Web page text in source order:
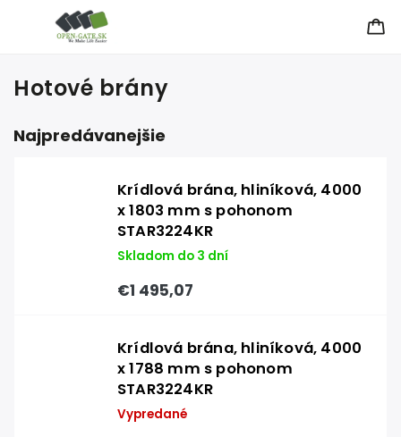
Hotové brány
Najpredávanejšie
Krídlová brána, hliníková, 4000
x 1803 mm s pohonom
STAR3224KR
Skladom do 3 dní
€1 495,07
Krídlová brána, hliníková, 4000
x 1788 mm s pohonom
STAR3224KR
Vypredané